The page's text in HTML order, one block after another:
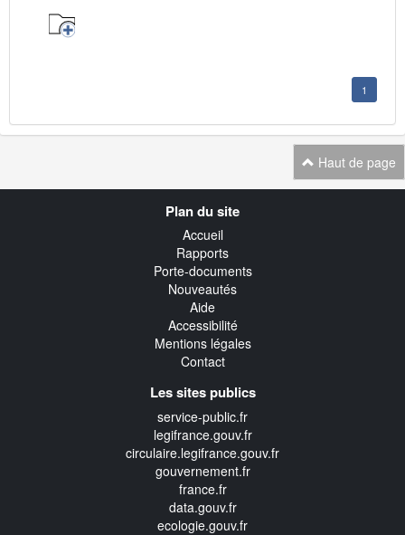
1
Haut de page
Plan du site
Accueil
Rapports
Porte-documents
Nouveautés
Aide
Accessibilité
Mentions légales
Contact
Les sites publics
service-public.fr
legifrance.gouv.fr
circulaire.legifrance.gouv.fr
gouvernement.fr
france.fr
data.gouv.fr
ecologie.gouv.fr